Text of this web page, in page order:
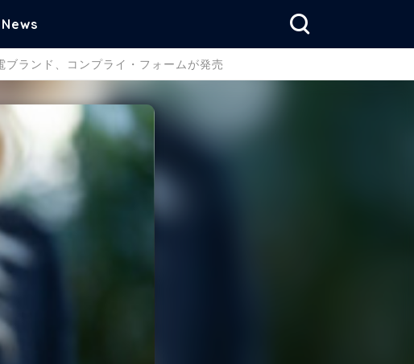
News
ブランド、コンプライ・フォームが発売